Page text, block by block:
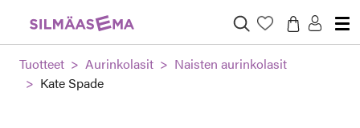
Tuotteet Aurinkolasit
Naisten aurinkolasit
Kate Spade